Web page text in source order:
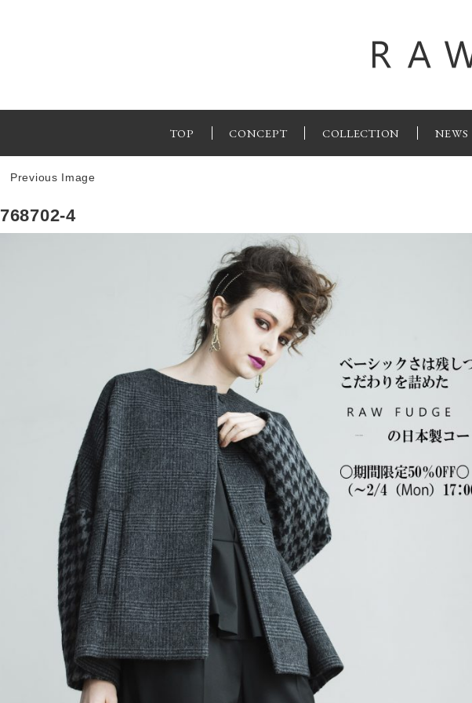
TOP CONCEPT COLLECTION NEWS
Previous Image
768702-4